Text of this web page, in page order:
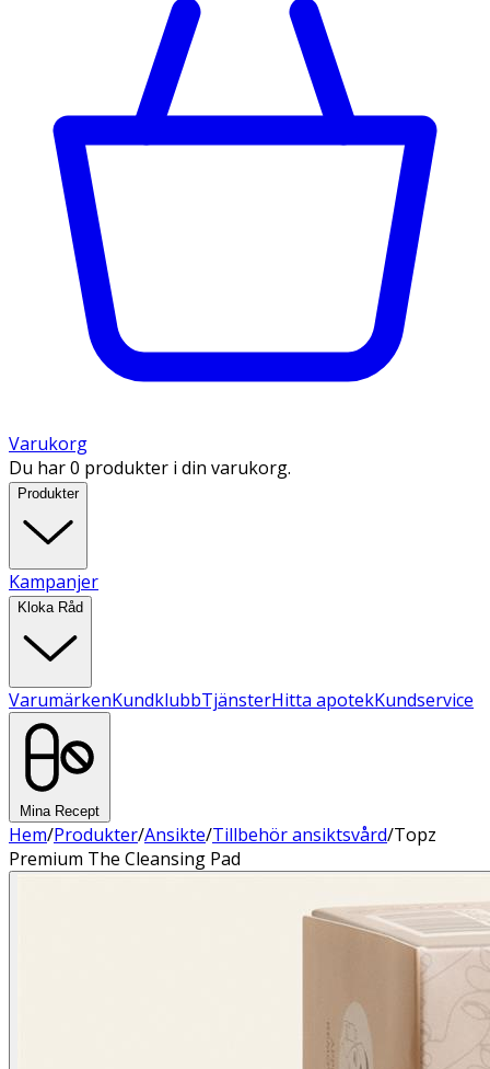
Varukorg
Du har 0 produkter i din varukorg.
Produkter
Kampanjer
Kloka Råd
VarumärkenKundklubbTjänsterHitta apotekKundservice
Mina Recept
Hem/Produkter/Ansikte/Tillbehör ansiktsvård/Topz
Premium The Cleansing Pad